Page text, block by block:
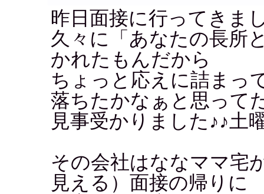
昨日面接に行ってきま
久々に「あなたの長所
かれたもんだから
ちょっと応えに詰まっ
落ちたかなぁと思って
見事受かりました♪♪土
その会社はななママ宅
見える）面接の帰りに